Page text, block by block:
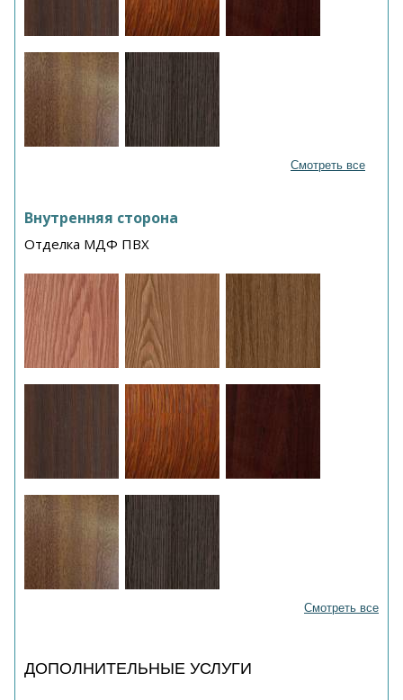
Смотреть все
Внутренняя сторона
Отделка МДФ ПВХ
Смотреть все
ДОПОЛНИТЕЛЬНЫЕ УСЛУГИ